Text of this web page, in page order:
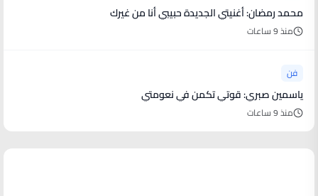
محمد رمضان: أغنيتي الجديدة حبيبي أنا من غيرك
منذ 9 ساعات
فن
ياسمين صبري: قوتي تكمن في نعومتي
منذ 9 ساعات